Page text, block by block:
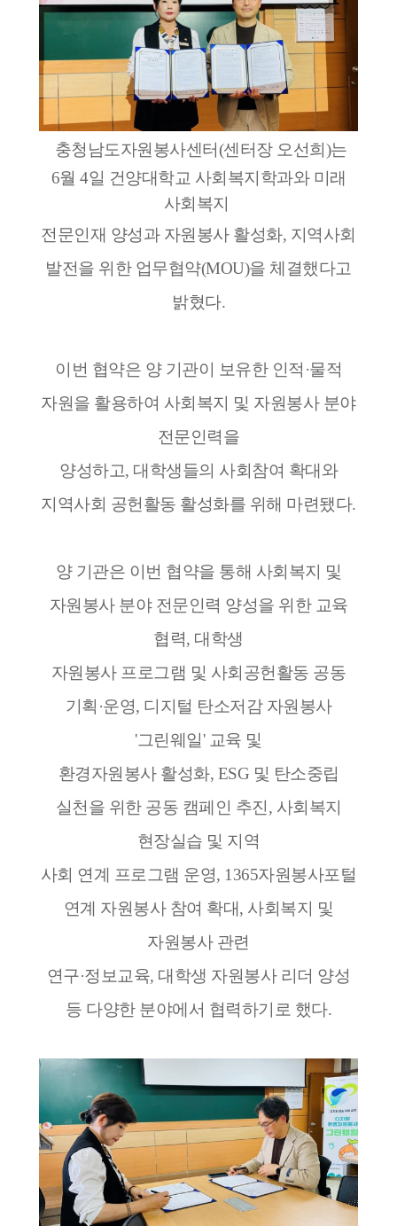
충청남도자원봉사센터(센터장 오선희)는
6월 4일 건양대학교 사회복지학과와 미래
사회복지
전문인재 양성과 자원봉사 활성화, 지역사회
발전을 위한 업무협약(MOU)을 체결했다고
밝혔다.
이번 협약은 양 기관이 보유한 인적·물적
자원을 활용하여 사회복지 및 자원봉사 분야
전문인력을
양성하고, 대학생들의 사회참여 확대와
지역사회 공헌활동 활성화를 위해 마련됐다.
양 기관은 이번 협약을 통해 사회복지 및
자원봉사 분야 전문인력 양성을 위한 교육
협력, 대학생
자원봉사 프로그램 및 사회공헌활동 공동
기획·운영, 디지털 탄소저감 자원봉사
'그린웨일' 교육 및
환경자원봉사 활성화, ESG 및 탄소중립
실천을 위한 공동 캠페인 추진, 사회복지
현장실습 및 지역
사회 연계 프로그램 운영, 1365자원봉사포털
연계 자원봉사 참여 확대, 사회복지 및
자원봉사 관련
연구·정보교육, 대학생 자원봉사 리더 양성
등 다양한 분야에서 협력하기로 했다.